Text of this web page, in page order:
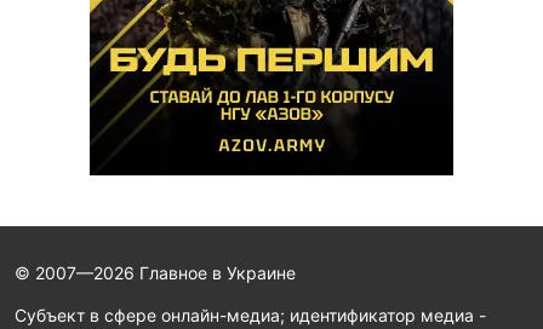
© 2007—2026 Главное в Украине
Субъект в сфере онлайн-медиа; идентификатор медиа -